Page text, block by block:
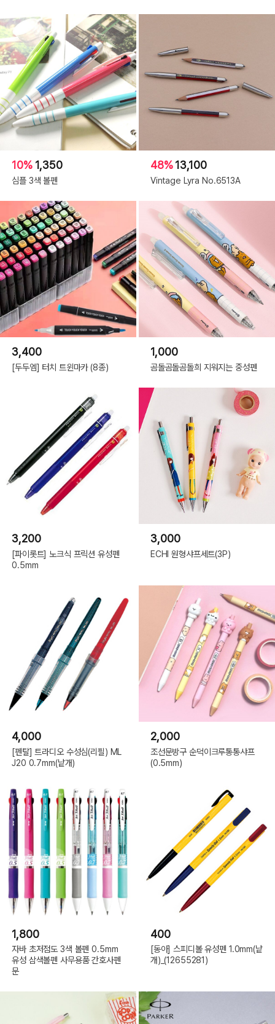
10% 1,350
심플 3색 볼펜
48%13,100
Vintage Lyra No.6513A
3,400
[두두엠] 터치 트윈마카 (8종)
1,000
곰돌곰돌곰돌희 지워지는 중성펜
3,200
[파이롯트] 노크식 프릭션 유성펜
0.5mm
3,000
ECHI 원형샤프세트(3P)
4,000
[펜탈] 트라디오 수성심(리필) ML
J20 0.7mm(낱개)
2,000
조선문방구 순덕이크루통통샤프
(0.5mm)
1,800
자바 초저점도 3색 볼펜 0.5mm
유성 삼색볼펜 사무용품 간호사펜
문
400
[동아] 스피디볼 유성펜 1.0mm(낱
개)_(12655281)